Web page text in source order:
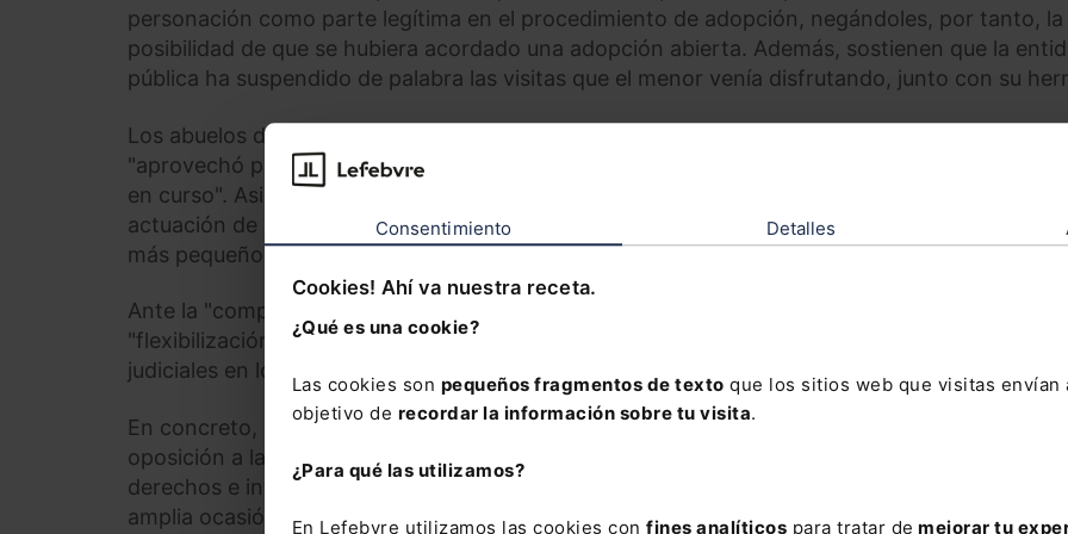
Consentimiento Detalles
Cookies! Ahí va nuestra receta.
¿Qué es una cookie?
Las cookies son pequeños fragmentos de texto que los sitios web que visitas envían
objetivo de recordar la información sobre tu visita.
¿Para qué las utilizamos?
En Lefebvre utilizamos las cookies con fines analíticos para tratar de mejorar tu
personación como parte legítima en el procedimiento de adopción, negándoles, por tanto, la
posibilidad de que se hubiera acordado una adopción abierta. Además, sostienen que la
pública ha suspendido de palabra las visitas que el menor venía disfrutando, junto con su
Los abuelos del menor consideran que la entidad pública al conocer el fallecimiento de la
"aprovechó para acelerar la adopción del nieto de los demandantes, ignorando los
en curso". Asimismo, atribuyen el suicidio de su hija "a la pérdida de toda esperanza" por la
actuación de la entidad pública al haber suspendido las visitas con sus dos hijos y a que su
más pequeño había sido dado en guarda con fines de adopción.
Ante la "complejidad procesal" de la situación, el TC recuerda su "asentada doctrina" acerca
"flexibilización de las rigideces procesales y la ampliación de las facultades de los órganos
judiciales en los procesos afectantes al Derecho de familia".
En concreto, precisa que, específicamente en relación con el desarrollo de procedimientos de
oposición a la declaración de desamparo, de acogimiento y de adopción, "se encuentran en
derechos e intereses legítimos de extraordinaria importancia" y debe ofrecerse en ellos "una
amplia ocasión de alegaciones a quienes ostentan intereses legítimos en la decisión a tomar".